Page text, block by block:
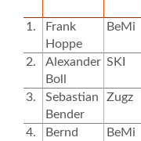
1.
Frank
Hoppe
BeMi
2.
Alexander
Boll
SKI
3.
Sebastian
Bender
Zugz
4.
Bernd
BeMi